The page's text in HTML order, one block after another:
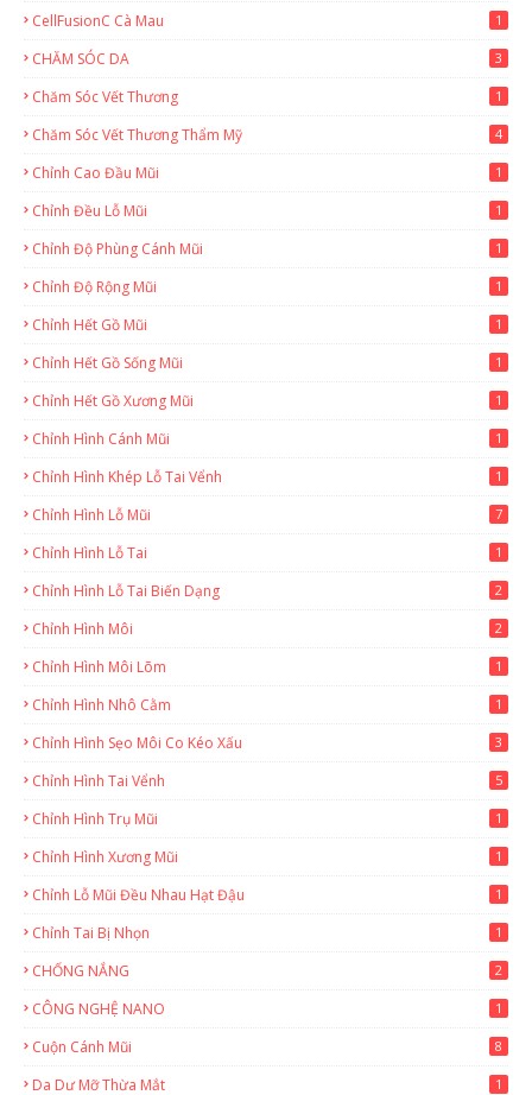
CellFusionC Cà Mau 1
CHĂM SÓC DA 3
Chăm Sóc Vết Thương 1
Chăm Sóc Vết Thương Thẩm Mỹ 4
Chỉnh Cao Đầu Mũi 1
Chỉnh Đều Lỗ Mũi 1
Chỉnh Độ Phùng Cánh Mũi 1
Chỉnh Độ Rộng Mũi 1
Chỉnh Hết Gồ Mũi 1
Chỉnh Hết Gồ Sống Mũi 1
Chỉnh Hết Gồ Xương Mũi 1
Chỉnh Hình Cánh Mũi 1
Chỉnh Hình Khép Lỗ Tai Vểnh 1
Chỉnh Hình Lỗ Mũi 7
Chỉnh Hình Lỗ Tai 1
Chỉnh Hình Lỗ Tai Biến Dạng 2
Chỉnh Hình Môi 2
Chỉnh Hình Môi Lõm 1
Chỉnh Hình Nhô Cằm 1
Chỉnh Hình Sẹo Môi Co Kéo Xấu 3
Chỉnh Hình Tai Vểnh 5
Chỉnh Hình Trụ Mũi 1
Chỉnh Hình Xương Mũi 1
Chỉnh Lỗ Mũi Đều Nhau Hạt Đậu 1
Chỉnh Tai Bị Nhọn 1
CHỐNG NẮNG 2
CÔNG NGHỆ NANO 1
Cuộn Cánh Mũi 8
Da Dư Mỡ Thừa Mắt 1